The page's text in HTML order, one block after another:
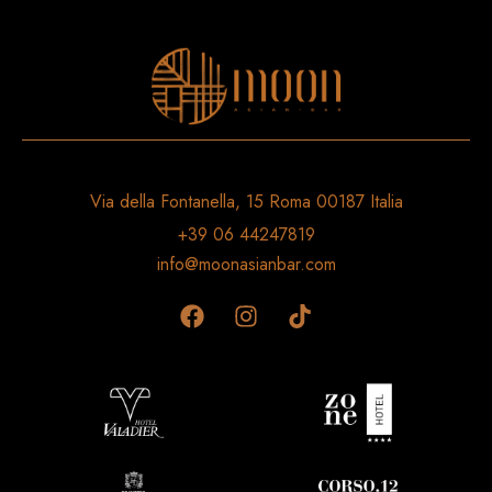
Via della Fontanella, 15 Roma 00187 Italia
+39 06 44247819
info@moonasianbar.com